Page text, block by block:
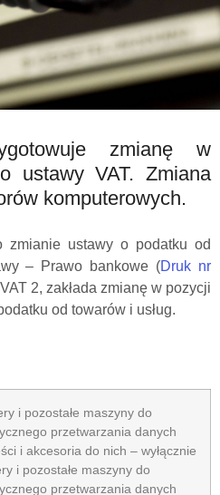
zmianę w
ustawy VAT. Zmiana
komputerowych.
zmianie ustawy o podatku od
– Prawo bankowe (Druk nr
2, zakłada zmianę w pozycji
od towarów i usług.
i pozostałe maszyny do
przetwarzania danych
i akcesoria do nich – wyłącznie
i pozostałe maszyny do
przetwarzania danych